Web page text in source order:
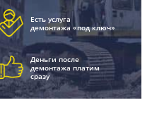
Есть услуга
демонтажа «под ключ»
Деньги после
демонтажа платим
сразу